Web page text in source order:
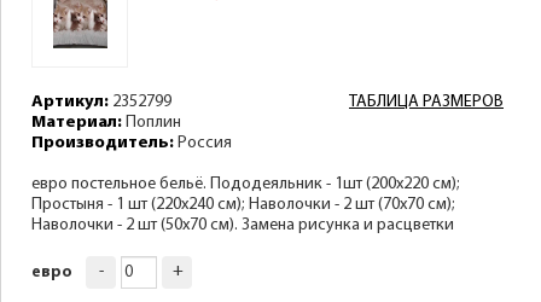
ТАБЛИЦА РАЗМЕРОВ
Артикул: 2352799
Материал: Поплин
Производитель: Россия
евро постельное бельё. Пододеяльник - 1шт (200х220 см);
Простыня - 1 шт (220х240 см); Наволочки - 2 шт (70х70 см);
Наволочки - 2 шт (50х70 см). Замена рисунка и расцветки
евро - +